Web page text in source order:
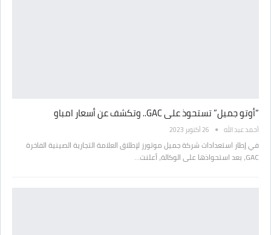
“أوتو جميل” تستحوذ على GAC.. وتكشف عن أسعار امباو
أحمد عبد الله 26 أكتوبر 2023
في إطار استعدادات شركة جميل موتورز لإطلاق العلامة التجارية الصينية الفاخرة
GAC، بعد استحواذها على الوكالة، أعلنت…